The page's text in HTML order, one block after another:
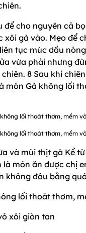
cho nguyên cả
gà vào. Mẹo để
tục múc dầu
vừa phải nhưng
8 Sau khi
món Gà không lối
và mùi thịt gà Kể
món ăn được chị
không đâu bằng
xôi giòn tan